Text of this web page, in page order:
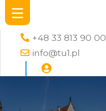
+48 33 813 90 00
info@tu1.pl